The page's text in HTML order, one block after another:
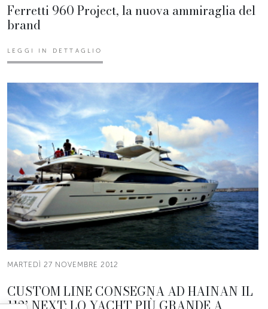
Ferretti 960 Project, la nuova ammiraglia del
brand
LEGGI IN DETTAGLIO
MARTEDÌ 27 NOVEMBRE 2012
CUSTOM LINE CONSEGNA AD HAINAN IL